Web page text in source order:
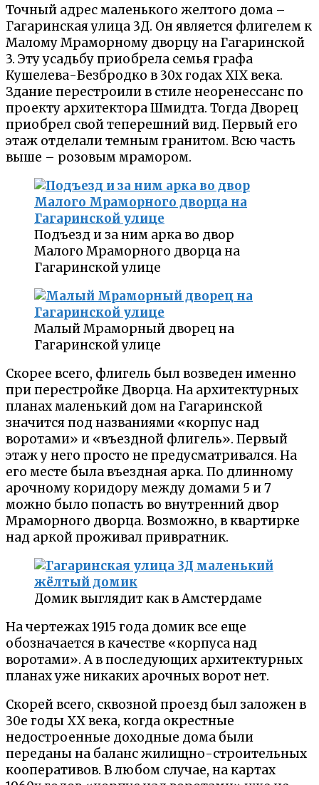
Точный адрес маленького желтого дома –
Гагаринская улица 3Д. Он является флигелем к
Малому Мраморному дворцу на Гагаринской
3. Эту усадьбу приобрела семья графа
Кушелева-Безбродко в 30х годах XIX века.
Здание перестроили в стиле неоренессанс по
проекту архитектора Шмидта. Тогда Дворец
приобрел свой теперешний вид. Первый его
этаж отделали темным гранитом. Всю часть
выше – розовым мрамором.
Подъезд и за ним арка во двор
Малого Мраморного дворца на
Гагаринской улице
Малый Мраморный дворец на
Гагаринской улице
Скореe всего, флигель был возведен именно
при перестройке Дворца. На архитектурных
планах маленький дом на Гагаринской
значится под названиями «корпус над
воротами» и «въездной флигель». Первый
этаж у него просто не предусматривался. На
его месте была въездная арка. По длинному
арочному коридору между домами 5 и 7
можно было попасть во внутренний двор
Мраморного дворца. Возможно, в квартирке
над аркой проживал привратник.
Домик выглядит как в Амстердаме
На чертежах 1915 года домик все еще
обозначается в качестве «корпуса над
воротами». А в последующих архитектурных
планах уже никаких арочных ворот нет.
Скорей всего, сквозной проезд был заложен в
30е годы XX века, когда окрестные
недостроенные доходные дома были
переданы на баланс жилищно-строительных
кооперативов. В любом случае, на картах